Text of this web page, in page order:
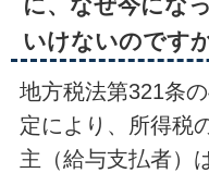
いけないのですか
地方税法第321条
定により、所得税
主（給与支払者）